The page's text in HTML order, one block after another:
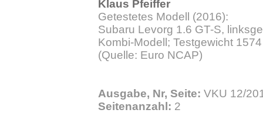
Klaus Pfeiffer
Getestetes Modell (2016):
Subaru Levorg 1.6 GT-S,
Kombi-Modell; Testgewicht
(Quelle: Euro NCAP)
Ausgabe, Nr, Seite: VKU 12/
Seitenanzahl: 2